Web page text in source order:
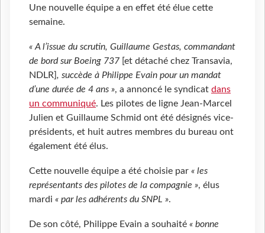
Une nouvelle équipe a en effet été élue cette
semaine.
« A l’issue du scrutin, Guillaume Gestas, commandant
de bord sur Boeing 737 [et détaché chez Transavia,
NDLR], succède à Philippe Evain pour un mandat
d’une durée de 4 ans », a annoncé le syndicat dans
un communiqué. Les pilotes de ligne Jean-Marcel
Julien et Guillaume Schmid ont été désignés vice-
présidents, et huit autres membres du bureau ont
également été élus.
Cette nouvelle équipe a été choisie par « les
représentants des pilotes de la compagnie », élus
mardi « par les adhérents du SNPL ».
De son côté, Philippe Evain a souhaité « bonne